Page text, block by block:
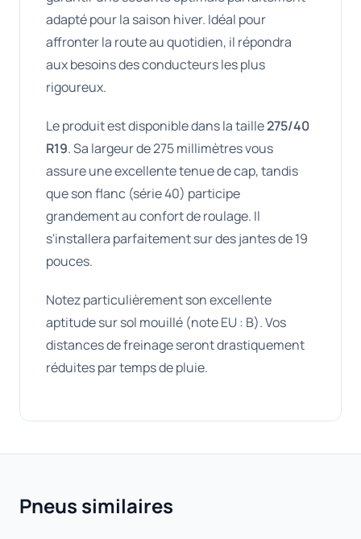
adapté pour la saison hiver. Idéal pour
affronter la route au quotidien, il répondra
aux besoins des conducteurs les plus
rigoureux.
Le produit est disponible dans la taille275/40
R19. Sa largeur de 275 millimètres vous
assure une excellente tenue de cap, tandis
que son flanc (série 40) participe
grandement au confort de roulage. Il
s'installera parfaitement sur des jantes de 19
pouces.
Notez particulièrement son excellente
aptitude sur sol mouillé (note EU : B). Vos
distances de freinage seront drastiquement
réduites par temps de pluie.
Pneus similaires